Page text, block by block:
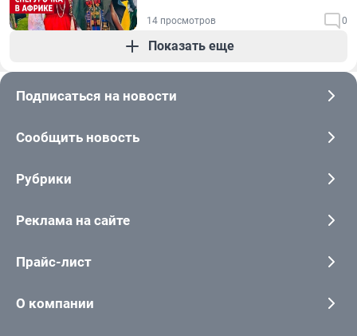
14 просмотров 0
Показать еще
Подписаться на новости
Сообщить новость
Рубрики
Реклама на сайте
Прайс-лист
О компании